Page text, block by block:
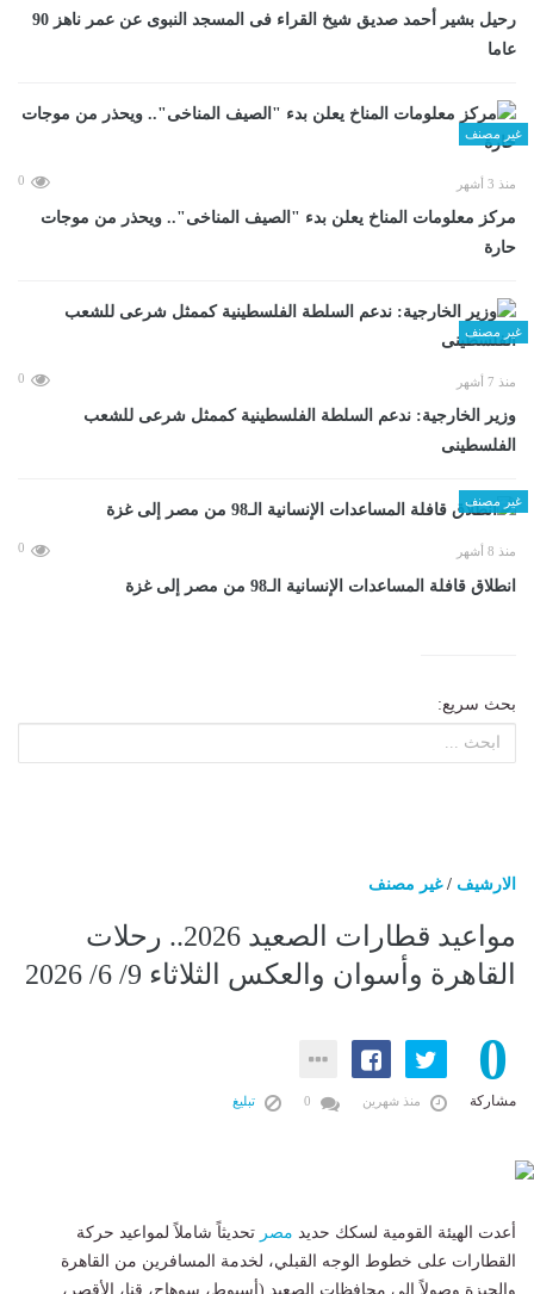
رحيل بشير أحمد صديق شيخ القراء فى المسجد النبوى عن عمر ناهز 90
عاما
غير مصنف
منذ 3 أشهر 0
مركز معلومات المناخ يعلن بدء "الصيف المناخى".. ويحذر من موجات
حارة
غير مصنف
منذ 7 أشهر 0
وزير الخارجية: ندعم السلطة الفلسطينية كممثل شرعى للشعب
الفلسطينى
غير مصنف
منذ 8 أشهر 0
انطلاق قافلة المساعدات الإنسانية الـ98 من مصر إلى غزة
بحث سريع:
الارشيف /غير مصنف
مواعيد قطارات الصعيد 2026.. رحلات
القاهرة وأسوان والعكس الثلاثاء 9/ 6/ 2026
0
مشاركة منذ شهرين تبليغ
​أعدت الهيئة القومية لسكك حديد مصر تحديثاً شاملاً لمواعيد حركة
القطارات على خطوط الوجه القبلي، لخدمة المسافرين من القاهرة
والجيزة وصولاً إلى محافظات الصعيد (أسيوط، سوهاج، قنا، الأقصر،